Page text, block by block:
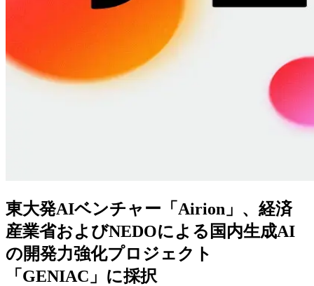
東大発AIベンチャー「Airion」、経済
産業省およびNEDOによる国内生成AI
の開発力強化プロジェクト
「GENIAC」に採択